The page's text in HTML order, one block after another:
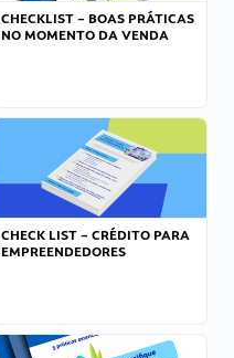
CHECKLIST – BOAS PRÁTICAS
NO MOMENTO DA VENDA
CHECK LIST – CRÉDITO PARA
EMPREENDEDORES